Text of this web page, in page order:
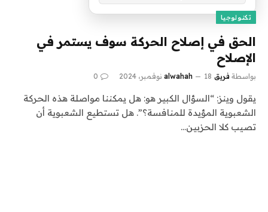
تكنولوجيا
الحق في إصلاح الحركة سوف يستمر في
الإصلاح
بواسطة فريق alwahah 18 نوفمبر، 2024 0
يقول وينز: “السؤال الكبير هو: هل يمكننا مواصلة هذه الحركة
الشعبوية المؤيدة للمنافسة؟”. هل تستطيع الشعبوية أن
تصيب كلا الحزبين…